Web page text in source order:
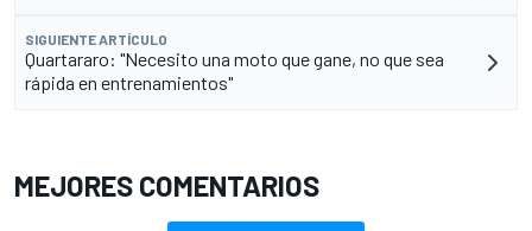
SIGUIENTE ARTÍCULO
Quartararo: "Necesito una moto que gane, no que sea
rápida en entrenamientos"
MEJORES COMENTARIOS